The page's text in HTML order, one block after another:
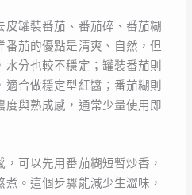
皮罐裝番茄、番茄碎、番茄糊
番茄的優點是清爽、自然，但
分也較不穩定；罐裝番茄則
合做穩定型紅醬；番茄糊則
度與熟成感，通常少量使用即
可以先用番茄糊短暫炒香，
。這個步驟能減少生澀味，